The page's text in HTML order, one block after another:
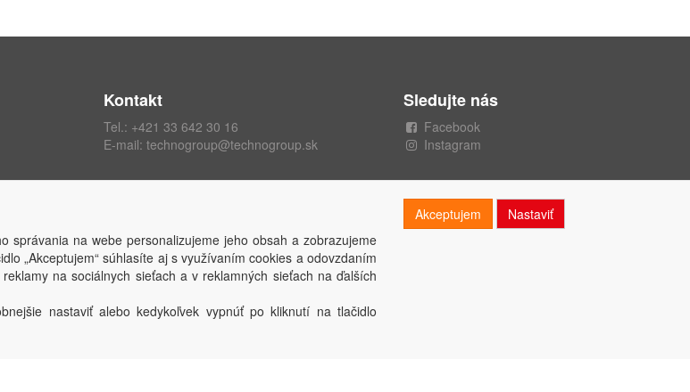
Kontakt
Tel.: +421 33 642 30 16
E-mail: technogroup@technogroup.sk
Sledujte nás
Facebook
Instagram
© TECHNO GROUP spol. s r.o.2026
správania na webe personalizujeme jeho obsah a zobrazujeme
„Akceptujem“ súhlasíte aj s využívaním cookies a odovzdaním
na sociálnych sieťach a v reklamných sieťach na ďalších
nastaviť alebo kedykoľvek vypnúť po kliknutí na tlačidlo
Akceptujem Nastaviť